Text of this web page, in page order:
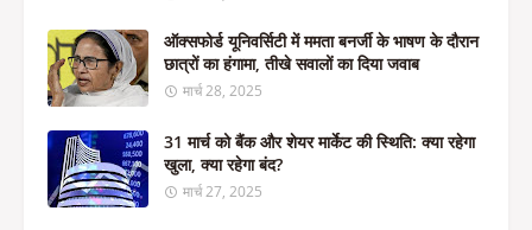
ऑक्सफोर्ड यूनिवर्सिटी में ममता बनर्जी के भाषण के दौरान
छात्रों का हंगामा, तीखे सवालों का दिया जवाब
मार्च 28, 2025
31 मार्च को बैंक और शेयर मार्केट की स्थिति: क्या रहेगा
खुला, क्या रहेगा बंद?
मार्च 27, 2025